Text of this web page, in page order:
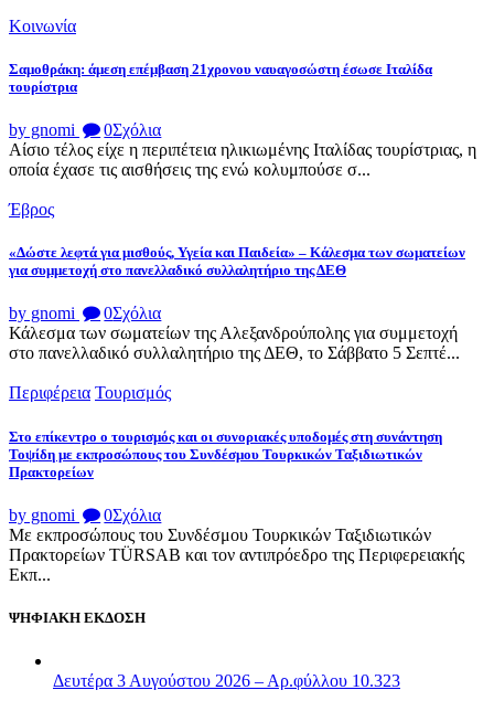
Κοινωνία
Σαμοθράκη: άμεση επέμβαση 21χρονου ναυαγοσώστη έσωσε Ιταλίδα
τουρίστρια
by gnomi 0Σχόλια
Αίσιο τέλος είχε η περιπέτεια ηλικιωμένης Ιταλίδας τουρίστριας, η
οποία έχασε τις αισθήσεις της ενώ κολυμπούσε σ...
Έβρος
«Δώστε λεφτά για μισθούς, Υγεία και Παιδεία» – Κάλεσμα των σωματείων
για συμμετοχή στο πανελλαδικό συλλαλητήριο της ΔΕΘ
by gnomi 0Σχόλια
Κάλεσμα των σωματείων της Αλεξανδρούπολης για συμμετοχή
στο πανελλαδικό συλλαλητήριο της ΔΕΘ, το Σάββατο 5 Σεπτέ...
Περιφέρεια Τουρισμός
Στο επίκεντρο ο τουρισμός και οι συνοριακές υποδομές στη συνάντηση
Τοψίδη με εκπροσώπους του Συνδέσμου Τουρκικών Ταξιδιωτικών
Πρακτορείων
by gnomi 0Σχόλια
Με εκπροσώπους του Συνδέσμου Τουρκικών Ταξιδιωτικών
Πρακτορείων TÜRSAB και τον αντιπρόεδρο της Περιφερειακής
Εκπ...
ΨΗΦΙΑΚΗ ΕΚΔΟΣΗ
Δευτέρα 3 Αυγούστου 2026 – Αρ.φύλλου 10.323